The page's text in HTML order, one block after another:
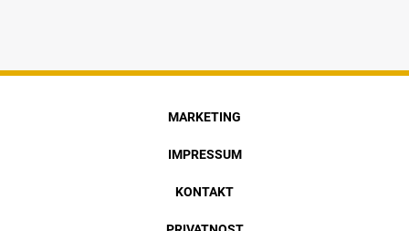
MARKETING
IMPRESSUM
KONTAKT